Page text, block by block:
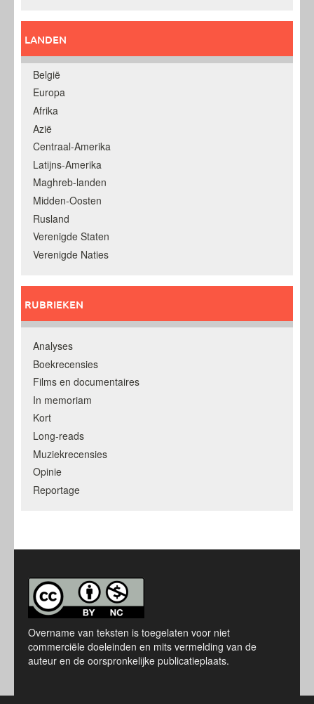
LANDEN
België
Europa
Afrika
Azië
Centraal-Amerika
Latijns-Amerika
Maghreb-landen
Midden-Oosten
Rusland
Verenigde Staten
Verenigde Naties
RUBRIEKEN
Analyses
Boekrecensies
Films en documentaires
In memoriam
Kort
Long-reads
Muziekrecensies
Opinie
Reportage
Overname van teksten is toegelaten voor niet
commerciële doeleinden en mits vermelding van de
auteur en de oorspronkelijke publicatieplaats.